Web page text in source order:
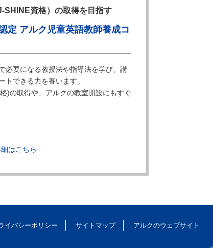
SHINE資格）の取得を目指す
定 アルク児童英語教師養成コ
必要になる教授法や指導法を学び、講
トできる力を養います。
)の取得や、アルクの教室開設にもすぐ
イバシーポリシー サイトマップ アルクのウェブサイト